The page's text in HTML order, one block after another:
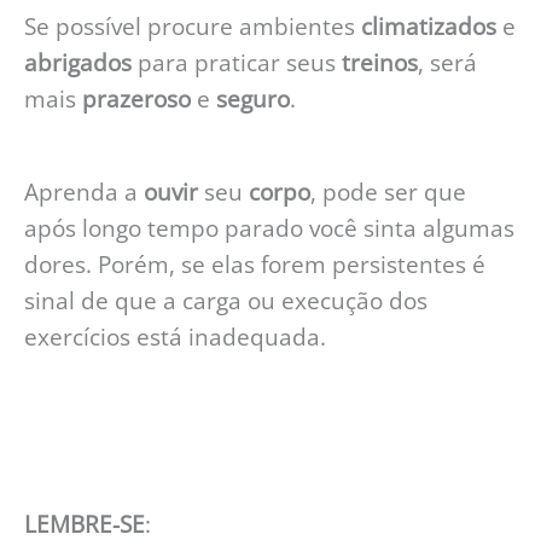
Se possível procure ambientes climatizados e
abrigados para praticar seus treinos, será
mais prazeroso e seguro.
Aprenda a ouvir seu corpo, pode ser que
após longo tempo parado você sinta algumas
dores. Porém, se elas forem persistentes é
sinal de que a carga ou execução dos
exercícios está inadequada.
LEMBRE-SE: